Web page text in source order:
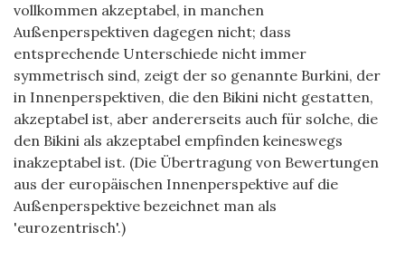
vollkommen akzeptabel, in manchen
Außenperspektiven dagegen nicht; dass
entsprechende Unterschiede nicht immer
symmetrisch sind, zeigt der so genannte Burkini, der
in Innenperspektiven, die den Bikini nicht gestatten,
akzeptabel ist, aber andererseits auch für solche, die
den Bikini als akzeptabel empfinden keineswegs
inakzeptabel ist. (Die Übertragung von Bewertungen
aus der europäischen Innenperspektive auf die
Außenperspektive bezeichnet man als
'eurozentrisch'.)